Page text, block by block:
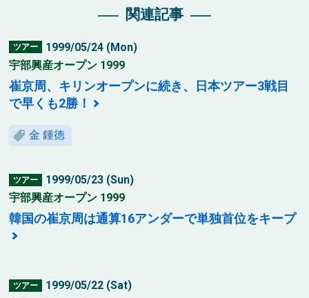
関連記事
ツアー
1999/05/24 (Mon)
宇部興産オープン 1999
崔京周、キリンオープンに続き、日本ツアー3戦目
で早くも2勝！
金 鍾徳
ツアー
1999/05/23 (Sun)
宇部興産オープン 1999
韓国の崔京周は通算16アンダーで単独首位をキープ
ツアー
1999/05/22 (Sat)